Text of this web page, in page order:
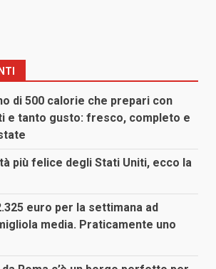
di 500 calorie che prepari con
e tanto gusto: fresco, completo e
più felice degli Stati Uniti, ecco la
euro per la settimana ad
media. Praticamente uno